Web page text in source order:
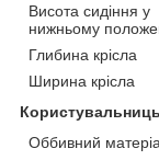
Висота сидіння у
нижньому
Глибина крісла
Ширина крісла
Оббивний